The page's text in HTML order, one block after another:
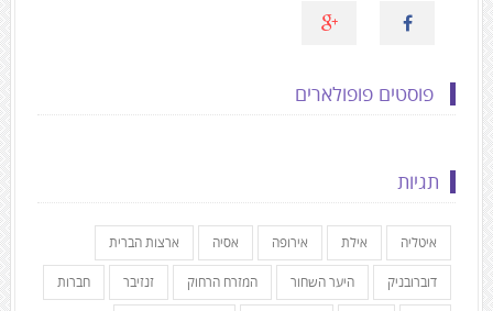
פוסטים פופולארים
תגיות
איטליה אילת אירופה אסיה ארצות הברית
דוברובניק היער השחור המזרח הרחוק זנזיבר חברות